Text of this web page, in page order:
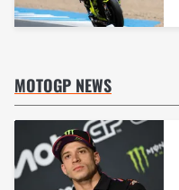
MOTOGP NEWS